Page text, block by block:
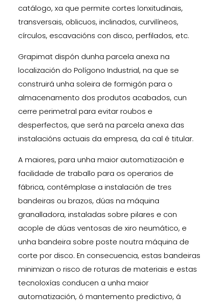
catálogo, xa que permite cortes lonxitudinais,
transversais, oblicuos, inclinados, curvilíneos,
círculos, escavacións con disco, perfilados, etc.
Grapimat dispón dunha parcela anexa na
localización do Polígono Industrial, na que se
construirá unha soleira de formigón para o
almacenamento dos produtos acabados, cun
cerre perimetral para evitar roubos e
desperfectos, que será na parcela anexa das
instalacións actuais da empresa, da cal é titular.
A maiores, para unha maior automatización e
facilidade de traballo para os operarios de
fábrica, contémplase a instalación de tres
bandeiras ou brazos, dúas na máquina
granalladora, instaladas sobre pilares e con
acople de dúas ventosas de xiro neumático, e
unha bandeira sobre poste noutra máquina de
corte por disco. En consecuencia, estas bandeiras
minimizan o risco de roturas de materiais e estas
tecnoloxías conducen a unha maior
automatización, ó mantemento predictivo, á